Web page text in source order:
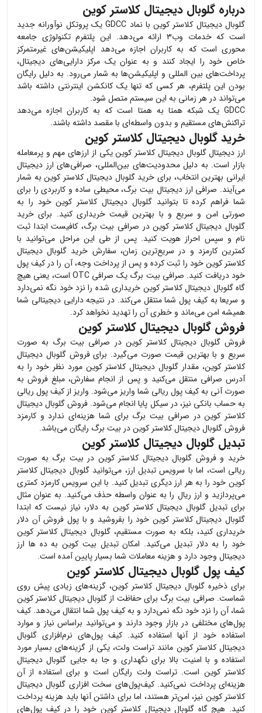
درباره گلوبال دیجیتال کلاستر کوین
گلوبال دیجیتال کلاستر کوین با نماد GDCC یک پروتکل نوآورانه جدید
است که خدمات وب۳ ارائه می‌دهد. این پلتفرم تکنولوژی جامعه
محوری است که به کاربران اجازه می‌دهد اپلیکیشن‌های غیرمتمرکز
خاص خود را ایجاد کنند و به عنوان یک مرکز دارایی‌های دیجیتال،
پرداخت‌های بین المللی و اپلیکیشن‌ها به شمار می‌رود. به دلیل رایگان
بودن این پلتفرم، هر کسی که تنها یک کانکشن اینترنتی داشته باشد
می‌تواند در هر زمانی به این سیستم متصل شود.
GDCC یک شبکه همتا به همتا است که به کاربران اجازه می‌دهد
تراکنش‌های مستقیم و بدون واسطه‌ای با مقصد داشته باشند.
خرید گلوبال دیجیتال کلاستر کوین
ارز دیجیتالگلوبال دیجیتال کلاستر کوینیکی از ارزهای مهم و پرمعامله
بازار است. به دلیل محدودیت‌های بین‌المللی، صرافی‌های ارز دیجیتال
ایرانی بهترین انتخاب، برای خریدگلوبال دیجیتال کلاستر کوینبه شمار
می‌آیند. صرافی ارز دیجیتال بیت برگ، محیطی ساده و کاربردی را برای
شما فراهم کرده تا بتوانیدگلوبال دیجیتال کلاستر کوینخود را به
صورتی امن و سریع و با بهترین قیمت خریداری کنید. برای خرید
گلوبال دیجیتال کلاستر کویندر صرافی بیت برگ، کافیست ابتدا ثبت
نام و سپس احراز هویت کنید. پس از طی این مراحل می‌توانید با
کمترین کارمزد و در سریع‌ترین زمان، سفارش خرید گلوبال دیجیتال
کلاستر کوینخود را ثبت کرده و پس از پرداخت وجه، آن را در کیف پول
خود دریافت کنید. صرافی بیت برگ یک صرافی OTC است، یعنی هیچ
گاهگلوبال دیجیتال کلاستر کوین خریداری شده را نزد خود نگه نمی‌دارد
و سریعا به کیف پول شما منتقل می‌کند. در نتیجه دارایی دیجیتالی شما
همیشه امن می‌ماند و خطری آن را تهدید نخواهد کرد.
فروش گلوبال دیجیتال کلاستر کوین
فروشگلوبال دیجیتال کلاستر کوین در صرافی بیت برگ به صورت
سریع و با بهترین قیمت صورت می‌گیرد. برای فروشگلوبال دیجیتال
کلاستر کوین، مقدار گلوبال دیجیتال کلاستر کوین مورد نظر خود را به
آدرس صرافی منتقل می‌کنید و پس از انجام سفارش، مبلغ فروش به
صورت آنی به کیف پول ریالی شما واریز می‌شود. واریز از کیف پول ریالی
به حساب بانکی نیز، در سیکل پایا انجام می‌شود. فروشگلوبال دیجیتال
کلاستر کویندر صرافی بیت برگ برای شما هزینه‌ای ندارد و کارمزد
فروشگلوبال دیجیتال کلاستر کویندر بیت برگ رایگان می‌باشد.
تبدیل گلوبال دیجیتال کلاستر کوین
خرید و فروش گلوبال دیجیتال کلاستر کوین در بیت برگ به صورت
ریالی است، اما با سرویس تبدیل ارز، می‌توانیدگلوبال دیجیتال کلاستر
کوین خود را به هر ارز دیگری تبدیل کنید. با این سرویس کارمزد کمتری
می‌پردازید و ارز ریال را به عنوان واسطه حذف می‌کنید. به عنوان مثال
برای تبدیلگلوبال دیجیتال کلاستر کوین به دلار، نیاز نیست که ابتدا
گلوبال دیجیتال کلاستر کوین خود را بفروشید و با پول فروش آن دلار
خریداری کنید، بلکه به صورت مستقیم،گلوبال دیجیتال کلاستر کوین
خود را به دلار تبدیل می‌کنید. امکان تبدیل بیت کوین به ده ها ارز
دیجیتال وجود دارد و هزینه معاملات شما بسیار پایین آمده است.
کیف پول گلوبال دیجیتال کلاستر کوین
برای ذخیره گلوبال دیجیتال کلاستر کوین، گزینه‌های زیادی پیش روی
شماست. صرافی بیت برگ برای حفاظت ازگلوبال دیجیتال کلاستر کوین
شما، آن را نزد خود نگه نمی‌دارد و به کیف پول شما انتقال می‌دهد. کیف
پول‌های مختلفی در بازار وجود دارند و می‌توانید براساس نیاز و موارد
استفاده خود از آنها استفاده کنید. کیف پول‌های نرم‌افزاری گلوبال
دیجیتال کلاستر کوین مانند تراست ولت، یکی از گزینه‌های بسیار مورد
استفاده و با امنیت بالا برای نگهداری و جا به جایی گلوبال دیجیتال
کلاستر کوین است. تراست ولت رایگان است و برای استفاده از آن
هزینه‌ای پرداخت نمی‌کنید. کیف‌پول‌های سخت افزاری گلوبال دیجیتال
کلاستر کوین نیز، امن‌تر هستند، اما برای داشتن آنها باید هزینه پرداخت
کنید. هیچ گاه گلوبال دیجیتال کلاستر کوین خود را در کیف پول‌های